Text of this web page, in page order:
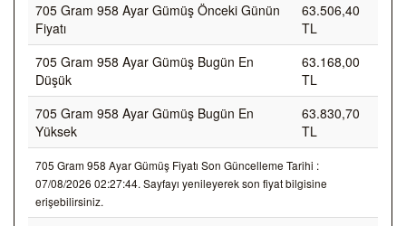
705 Gram 958 Ayar Gümüş Önceki Günün
Fiyatı
63.506,40
TL
705 Gram 958 Ayar Gümüş Bugün En
Düşük
63.168,00
TL
705 Gram 958 Ayar Gümüş Bugün En
Yüksek
63.830,70
TL
705 Gram 958 Ayar Gümüş Fiyatı Son Güncelleme Tarihi :
07/08/2026 02:27:44. Sayfayı yenileyerek son fiyat bilgisine
erişebilirsiniz.